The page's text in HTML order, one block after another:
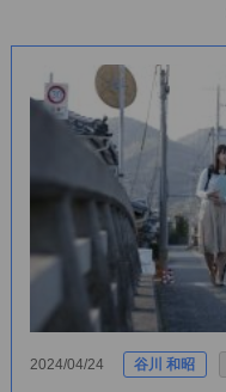
2024/04/24 谷川 和昭